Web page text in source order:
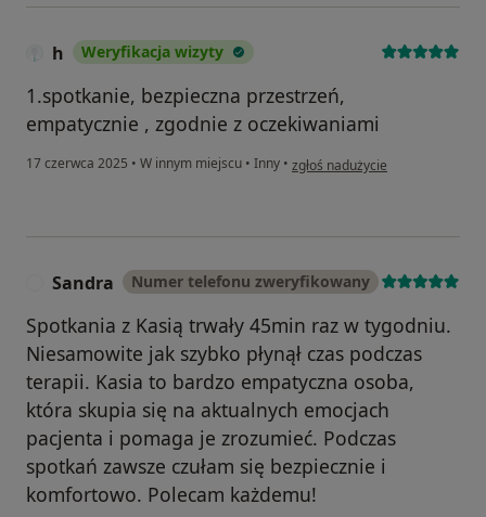
h Weryfikacja wizyty
1.spotkanie, bezpieczna przestrzeń,
empatycznie , zgodnie z oczekiwaniami
17 czerwca 2025 • W innym miejscu • Inny • w opinii użytkownika h
zgłoś nadużycie
Sandra Numer telefonu zweryfikowany
Spotkania z Kasią trwały 45min raz w tygodniu.
Niesamowite jak szybko płynął czas podczas
terapii. Kasia to bardzo empatyczna osoba,
która skupia się na aktualnych emocjach
pacjenta i pomaga je zrozumieć. Podczas
spotkań zawsze czułam się bezpiecznie i
komfortowo. Polecam każdemu!